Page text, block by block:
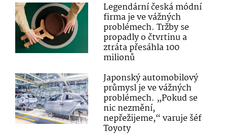
Legendární česká módní
firma je ve vážných
problémech. Tržby se
propadly o čtvrtinu a
ztráta přesáhla 100
milionů
Japonský automobilový
průmysl je ve vážných
problémech. „Pokud se
nic nezmění,
nepřežijeme,“ varuje šéf
Toyoty